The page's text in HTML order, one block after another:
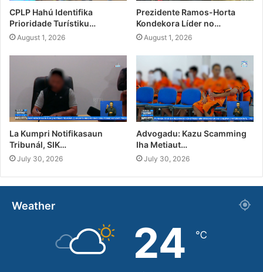
CPLP Hahú Identifika
Prioridade Turístiku…
August 1, 2026
Prezidente Ramos-Horta
Kondekora Líder no…
August 1, 2026
La Kumpri Notifikasaun
Tribunál, SIK…
July 30, 2026
Advogadu: Kazu Scamming
Iha Metiaut…
July 30, 2026
Weather
24 ℃